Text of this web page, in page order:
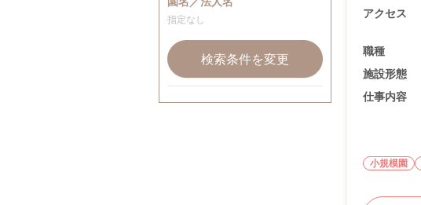
アクセス
職種
施設形態
仕事内容
小規模園
指定なし
検索条件を変更